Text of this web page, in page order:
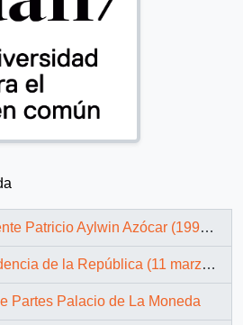
Patricio Aylwin Azócar (1990-1994)
de la República (11 marzo 1990 – 11 marzo 1994)
Partes Palacio de La Moneda